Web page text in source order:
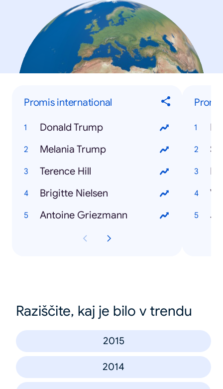
Promis international
Donald Trump
Melania Trump
Terence Hill
Brigitte Nielsen
Antoine Griezmann
Raziščite, kaj je bilo v trendu
2015
2014